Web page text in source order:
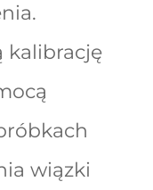
kalibrację
wiązki